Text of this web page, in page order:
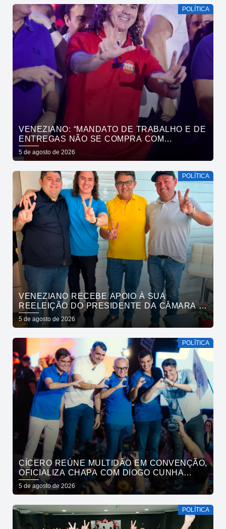
POLÍTICA
VENEZIANO: “MANDATO DE TRABALHO E DE
ENTREGAS NÃO SE COMPRA COM
DINHEIRO, SE CONQUISTA COM TRABALHO”
5 de agosto de 2026
POLÍTICA
VENEZIANO RECEBE APOIO À SUA
REELEIÇÃO DO PRESIDENTE DA CÂMARA E
VEREADORES DE SÃO BENTO
5 de agosto de 2026
POLÍTICA
CÍCERO REÚNE MULTIDÃO EM CONVENÇÃO,
OFICIALIZA CHAPA COM DIOGO CUNHA
LIMA, VENEZIANO E ANDRÉ GADELHA E
CONVOCA PARAÍBA A DAR O PRÓXIMO
5 de agosto de 2026
POLÍTICA